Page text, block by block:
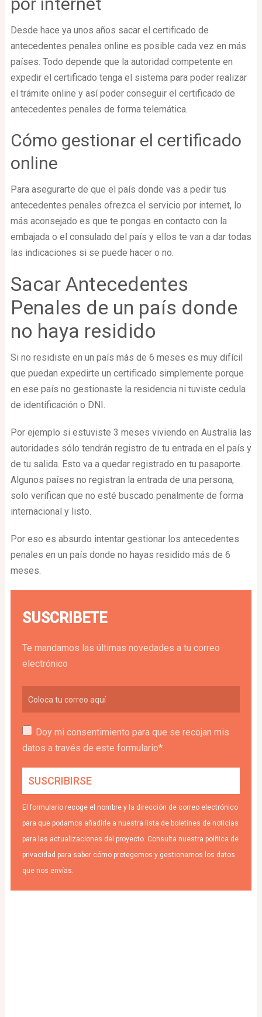
Desde hace ya unos años sacar el certificado de
antecedentes penales online es posible cada vez en más
países. Todo depende que la autoridad competente en
expedir el certificado tenga el sistema para poder realizar
el trámite online y así poder conseguir el certificado de
antecedentes penales de forma telemática.
Cómo gestionar el certificado
online
Para asegurarte de que el país donde vas a pedir tus
antecedentes penales ofrezca el servicio por internet, lo
más aconsejado es que te pongas en contacto con la
embajada o el consulado del país y ellos te van a dar todas
las indicaciones si se puede hacer o no.
Sacar Antecedentes
Penales de un país donde
no haya residido
Si no residiste en un país más de 6 meses es muy difícil
que puedan expedirte un certificado simplemente porque
en ese país no gestionaste la residencia ni tuviste cedula
de identificación o DNI.
Por ejemplo si estuviste 3 meses viviendo en Australia las
autoridades sólo tendrán registro de tu entrada en el país y
de tu salida. Esto va a quedar registrado en tu pasaporte.
Algunos países no registran la entrada de una persona,
solo verifican que no esté buscado penalmente de forma
internacional y listo.
Por eso es absurdo intentar gestionar los antecedentes
penales en un país donde no hayas residido más de 6
meses.
SUSCRIBETE
Te mandamos las últimas novedades a tu correo
electrónico
Doy mi consentimiento para que se recojan mis
datos a través de este formulario*.
El formulario recoge el nombre y la dirección de correo electrónico
para que podamos añadirle a nuestra lista de boletines de noticias
para las actualizaciones del proyecto. Consulta nuestra política de
privacidad para saber cómo protegemos y gestionamos los datos
que nos envías.